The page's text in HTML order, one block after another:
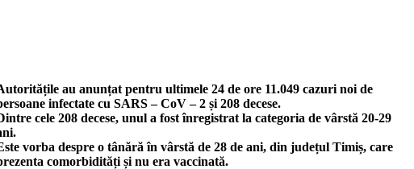
au anunțat pentru ultimele 24 de ore 11.049 cazuri noi de
infectate cu SARS – CoV – 2 și 208 decese.
cele 208 decese, unul a fost înregistrat la categoria de vârstă 20-29
vorba despre o tânără în vârstă de 28 de ani, din județul Timiș, care
comorbidități și nu era vaccinată.